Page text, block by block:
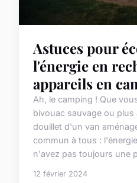
Astuces pour
l'énergie en
appareils en
Ah, le camping ! Que
bivouac sauvage ou
douillet d'un van
commun à tous :
n'avez pas toujours une
12 février 2024